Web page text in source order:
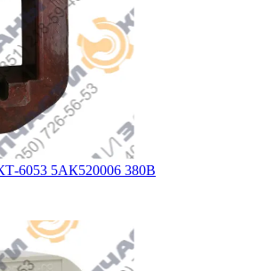
6053 5АК520006 380В